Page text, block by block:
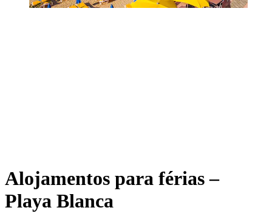
Alojamentos para férias –
Playa Blanca